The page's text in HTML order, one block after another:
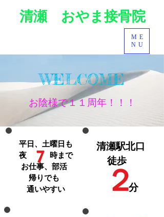
清瀬 おやま接骨院
ME
NU
WELCOME
お陰様で１１周年！！！
平日、土曜日も
夜 時まで
お仕事、部活
帰りでも
通いやすい
7
２
清瀬駅北口
徒歩
分